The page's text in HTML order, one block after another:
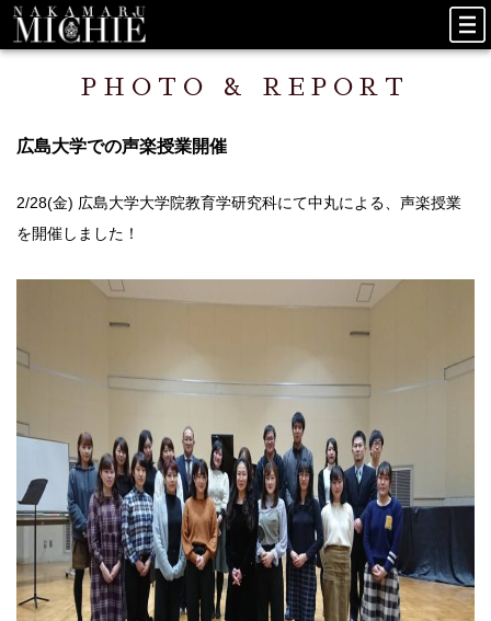
PHOTO & REPORT
広島大学での声楽授業開催
2/28(金) 広島大学大学院教育学研究科にて中丸による、声楽授業
を開催しました！